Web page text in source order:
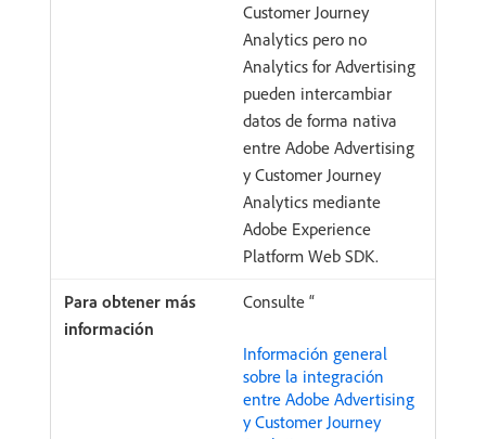
Customer Journey
Analytics pero no
Analytics for Advertising
pueden intercambiar
datos de forma nativa
entre Adobe Advertising
y Customer Journey
Analytics mediante
Adobe Experience
Platform Web SDK.
Consulte “
Información general
sobre la integración
entre Adobe Advertising
y Customer Journey